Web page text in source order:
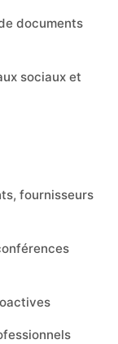
documents
sociaux et
fournisseurs